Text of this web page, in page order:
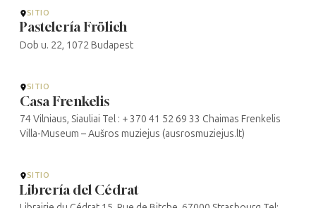
SITIO
Pastelería Frölich
Dob u. 22, 1072 Budapest
SITIO
Casa Frenkelis
74 Vilniaus, Siauliai Tel : + 370 41 52 69 33 Chaimas Frenkelis
Villa-Museum – Aušros muziejus (ausrosmuziejus.lt)
SITIO
Librería del Cédrat